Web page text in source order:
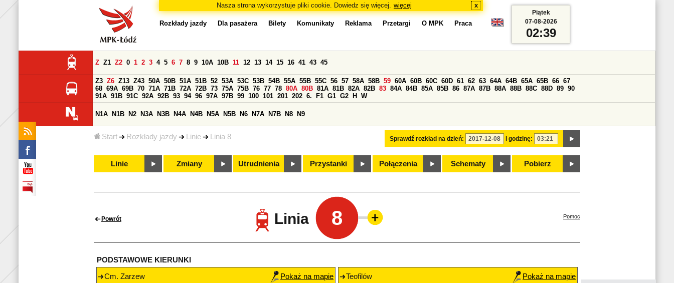
Nasza strona wykorzystuje pliki cookie. Dowiedz się więcej. więcej x
Start Rozkłady jazdy Linie Linia 8
Rozkłady jazdy Dla pasażera Bilety Komunikaty Reklama Przetargi O MPK Praca
Sprawdź rozkład na dzień: i godzinę:
Z Z1 Z2 0 1 2 3 4 5 6 7 8 9 10A 10B 11 12 13 14 15 16 41 43 45
Z3 Z6 Z13 Z43 50A 50B 51A 51B 52 53A 53C 53B 54B 55A 55B 55C 56 57 58A 58B 59 60A 60B 60C 60D 61 62 63 64A 64B 65A 65B 66 67
68 69A 69B 70 71A 71B 72A 72B 73 75A 75B 76 77 78 80A 80B 81A 81B 82A 82B 83 84A 84B 85A 85B 86 87A 87B 88A 88B 88C 88D 89 90
91A 91B 91C 92A 92B 93 94 96 97A 97B 99 100 101 201 202 6. F1 G1 G2 H W
N1A N1B N2 N3A N3B N4A N4B N5A N5B N6 N7A N7B N8 N9
Linie Zmiany Utrudnienia Przystanki Połączenia Schematy Pobierz
Piątek
07-08-2026
02:39
Powrót Linia 8 Pomoc
PODSTAWOWE KIERUNKI
Cm. Zarzew
Pokaż na mapie
Teofilów
Pokaż na mapie